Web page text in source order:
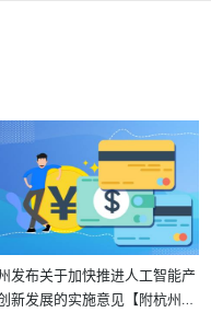
发布关于加快推进人工智能产
新发展的实施意见【附杭州人